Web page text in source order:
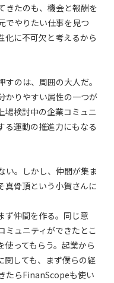
きたのも、機会と報酬を
でやりたい仕事を見つ
化に不可欠と考えるから
のは、周囲の大人だ。
かりやすい属性の一つが
場検討中の企業コミュニ
る運動の推進力にもなる
い。しかし、仲間が集ま
真骨頂という小賀さんに
ず仲間を作る。同じ意
ミュニティができたとこ
使ってもらう。起業から
関しても、まず僕らの経
たらFinanScopeも使い